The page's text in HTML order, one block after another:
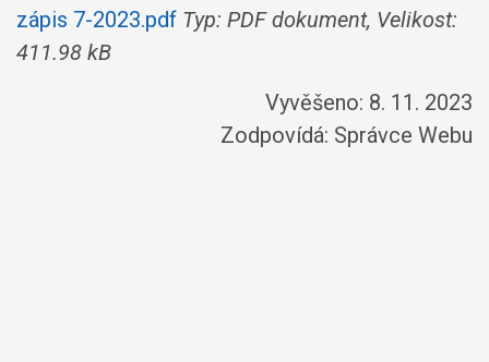
zápis 7-2023.pdf Typ: PDF dokument, Velikost:
411.98 kB
Vyvěšeno: 8. 11. 2023
Zodpovídá: Správce Webu